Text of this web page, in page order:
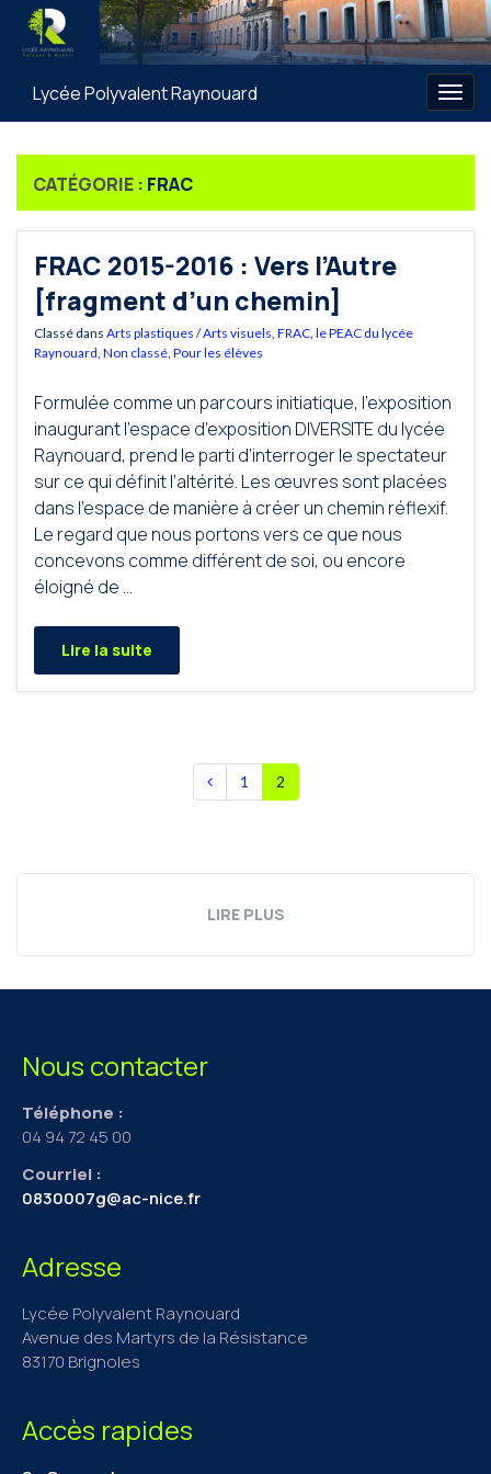
Lycée Polyvalent Raynouard
CATÉGORIE : FRAC
FRAC 2015-2016 : Vers l’Autre
[fragment d’un chemin]
Classé dans Arts plastiques / Arts visuels FRAC le PEAC du lycée
Raynouard Non classé Pour les élèves
Formulée comme un parcours initiatique, l’exposition
inaugurant l’espace d’exposition DIVERSITE du lycée
Raynouard, prend le parti d’interroger le spectateur
sur ce qui définit l’altérité. Les œuvres sont placées
dans l’espace de manière à créer un chemin réflexif.
Le regard que nous portons vers ce que nous
concevons comme différent de soi, ou encore
éloigné de …
Lire la suite
1 2
LIRE PLUS
Nous contacter
Téléphone :
04 94 72 45 00
Courriel :
0830007g@ac-nice.fr
Adresse
Lycée Polyvalent Raynouard
Avenue des Martyrs de la Résistance
83170 Brignoles
Accès rapides